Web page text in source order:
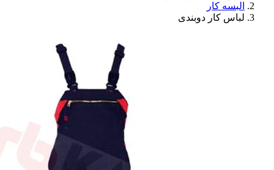
البسه کار
لباس کار دوبندی